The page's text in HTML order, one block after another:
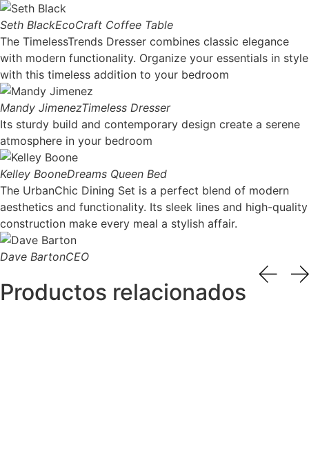
Seth BlackEcoCraft Coffee Table
The TimelessTrends Dresser combines classic elegance
with modern functionality. Organize your essentials in style
with this timeless addition to your bedroom
Mandy JimenezTimeless Dresser
Its sturdy build and contemporary design create a serene
atmosphere in your bedroom
Kelley BooneDreams Queen Bed
The UrbanChic Dining Set is a perfect blend of modern
aesthetics and functionality. Its sleek lines and high-quality
construction make every meal a stylish affair.
Dave BartonCEO
Productos relacionados